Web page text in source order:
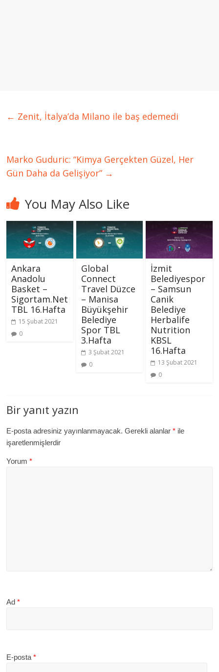
← Zenit, İtalya’da Milano ile baş edemedi
Marko Guduric: “Kimya Gerçekten Güzel, Her
Gün Daha da Gelişiyor” →
You May Also Like
Ankara
Anadolu
Basket –
Sigortam.Net
TBL 16.Hafta
15 Şubat 2021
0
Global
Connect
Travel Düzce
– Manisa
Büyükşehir
Belediye
Spor TBL
3.Hafta
3 Şubat 2021
0
İzmit
Belediyespor
– Samsun
Canik
Belediye
Herbalife
Nutrition
KBSL
16.Hafta
13 Şubat 2021
0
Bir yanıt yazın
E-posta adresiniz yayınlanmayacak. Gerekli alanlar* ile
işaretlenmişlerdir
Yorum*
Ad*
E-posta*